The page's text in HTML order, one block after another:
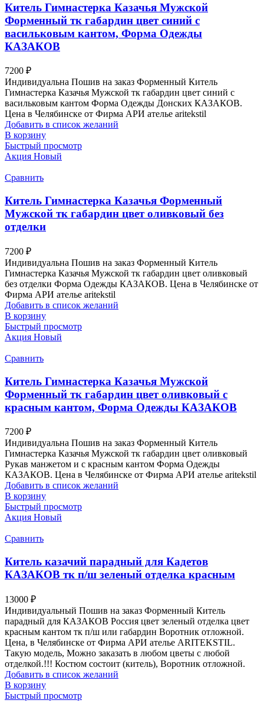
Китель Гимнастерка Казачья Мужской
Форменный тк габардин цвет синий с
васильковым кантом, Форма Одежды
КАЗАКОВ
7200 ₽
Индивидуальна Пошив на заказ Форменный Китель
Гимнастерка Казачья Мужской тк габардин цвет синий с
васильковым кантом Форма Одежды Донских КАЗАКОВ.
Цена в Челябинске от Фирма АРИ ателье aritekstil
Добавить в список желаний
В корзину
Быстрый просмотр
Акция Новый
Сравнить
Китель Гимнастерка Казачья Форменный
Мужской тк габардин цвет оливковый без
отделки
7200 ₽
Индивидуальна Пошив на заказ Форменный Китель
Гимнастерка Казачья Мужской тк габардин цвет оливковый
без отделки Форма Одежды КАЗАКОВ. Цена в Челябинске от
Фирма АРИ ателье aritekstil
Добавить в список желаний
В корзину
Быстрый просмотр
Акция Новый
Сравнить
Китель Гимнастерка Казачья Мужской
Форменный тк габардин цвет оливковый с
красным кантом, Форма Одежды КАЗАКОВ
7200 ₽
Индивидуальна Пошив на заказ Форменный Китель
Гимнастерка Казачья Мужской тк габардин цвет оливковый
Рукав манжетом и с красным кантом Форма Одежды
КАЗАКОВ. Цена в Челябинске от Фирма АРИ ателье aritekstil
Добавить в список желаний
В корзину
Быстрый просмотр
Акция Новый
Сравнить
Китель казачий парадный для Кадетов
КАЗАКОВ тк п/ш зеленый отделка красным
13000 ₽
Индивидуальный Пошив на заказ Форменный Китель
парадный для КАЗАКОВ Россия цвет зеленый отделка цвет
красным кантом тк п/ш или габардин Воротник отложной.
Цена, в Челябинске от Фирма АРИ ателье ARITEKSTIL.
Такую модель, Mожно заказать в любом цветы с любой
отделкой.!!! Костюм состоит (китель), Воротник отложной.
Добавить в список желаний
В корзину
Быстрый просмотр